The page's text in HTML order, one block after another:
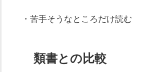
・苦手そうなところだけ読む
類書との比較